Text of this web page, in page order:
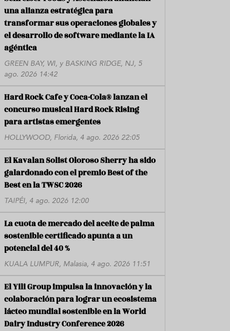
una alianza estratégica para
transformar sus operaciones globales y
el desarrollo de software mediante la IA
agéntica
GREEN BAY, WI, y BASKING RIDGE, NJ, 5
ago. 2026 14:42
Hard Rock Cafe y Coca-Cola® lanzan el
concurso musical Hard Rock Rising
para artistas emergentes
HOLLYWOOD, Florida, 4 ago. 2026 22:05
El Kavalan Solist Oloroso Sherry ha sido
galardonado con el premio Best of the
Best en la TWSC 2026
TAIPÉI, 4 ago. 2026 12:00
La cuota de mercado del aceite de palma
sostenible certificado apunta a un
potencial del 40 %
KUALA LUMPUR, Malasia, 4 ago. 2026 11:51
El Yili Group impulsa la innovación y la
colaboración para lograr un ecosistema
lácteo mundial sostenible en la World
Dairy Industry Conference 2026